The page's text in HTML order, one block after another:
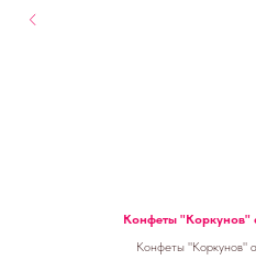
Конфеты "Коркунов"
Конфеты "Коркунов"